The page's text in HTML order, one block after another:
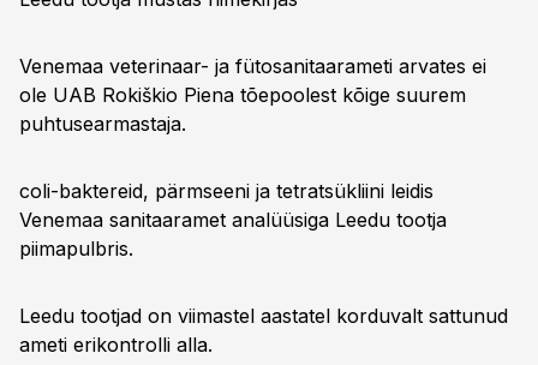
Venemaa veterinaar- ja fütosanitaarameti arvates ei
ole UAB Rokiškio Piena tõepoolest kõige suurem
puhtusearmastaja.
coli-baktereid, pärmseeni ja tetratsükliini leidis
Venemaa sanitaaramet analüüsiga Leedu tootja
piimapulbris.
Leedu tootjad on viimastel aastatel korduvalt sattunud
ameti erikontrolli alla.